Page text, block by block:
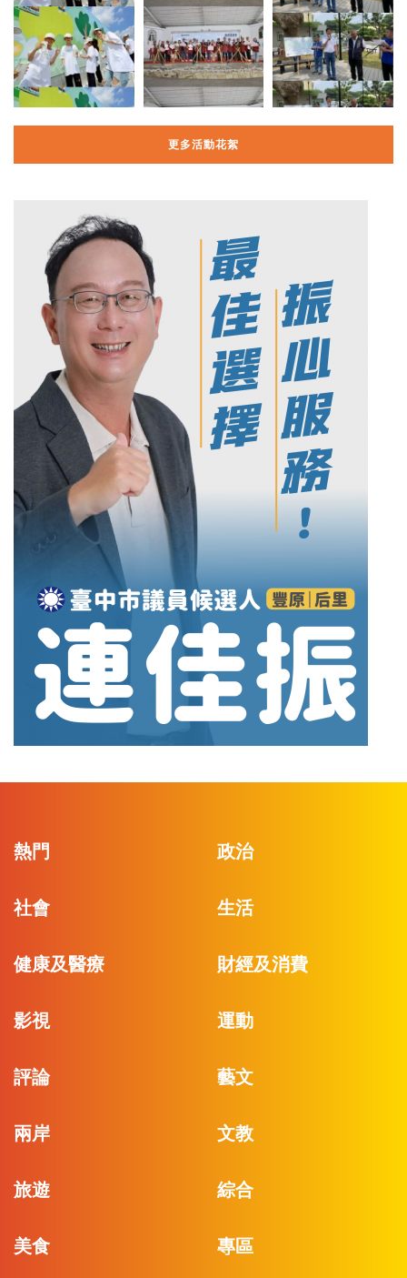
更多活動花絮
熱門 政治
社會 生活
健康及醫療 財經及消費
影視 運動
評論 藝文
兩岸 文教
旅遊 綜合
美食 專區